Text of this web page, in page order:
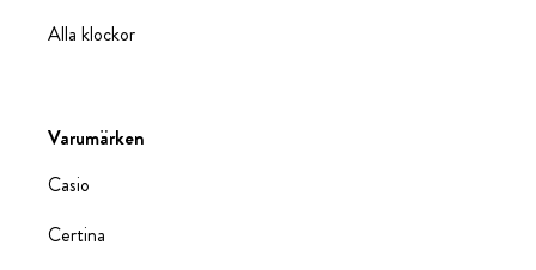
Alla klockor
Varumärken
Casio
Certina